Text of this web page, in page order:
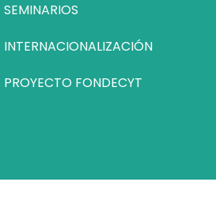
SEMINARIOS
INTERNACIONALIZACIÓN
PROYECTO FONDECYT